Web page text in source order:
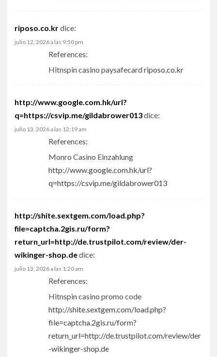
riposo.co.krdice:
julio 12, 2026 a las 9:50 pm
References:
Hitnspin casino paysafecardriposo.co.kr
http://www.google.com.hk/url?
q=https://csvip.me/gildabrower013dice:
julio 13, 2026 a las 12:19 am
References:
Monro Casino Einzahlung
http://www.google.com.hk/url?
q=https://csvip.me/gildabrower013
http://shite.sextgem.com/load.php?
file=captcha.2gis.ru/form?
return_url=http://de.trustpilot.com/review/der-
wikinger-shop.dedice:
julio 13, 2026 a las 1:20 am
References:
Hitnspin casino promo code
http://shite.sextgem.com/load.php?
file=captcha.2gis.ru/form?
return_url=http://de.trustpilot.com/review/der
-wikinger-shop.de